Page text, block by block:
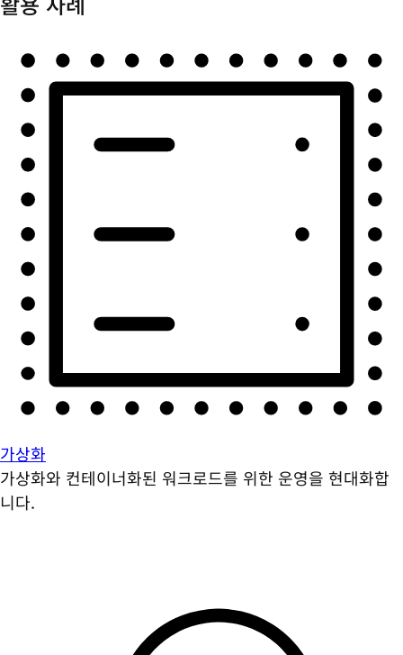
가상화
가상화와 컨테이너화된 워크로드를 위한 운영을 현대화합
니다.